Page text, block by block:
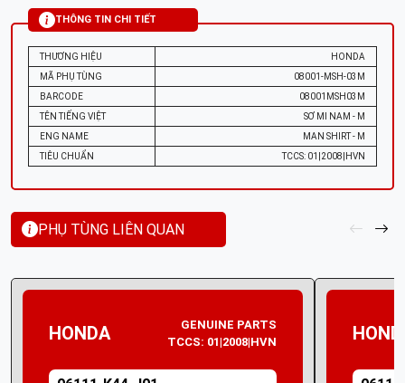
THÔNG TIN CHI TIẾT
THƯƠNG HIỆU
HONDA
MÃ PHỤ TÙNG
08001-MSH-03M
BARCODE
08001MSH03M
TÊN TIẾNG VIỆT
SƠ MI NAM - M
ENG NAME
MAN SHIRT - M
TIÊU CHUẨN
TCCS: 01|2008|HVN
PHỤ TÙNG LIÊN QUAN
HONDA
GENUINE PARTS
TCCS: 01|2008|HVN